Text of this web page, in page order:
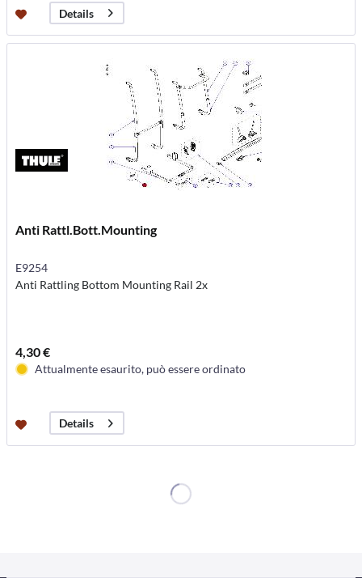
Details
Anti Rattl.Bott.Mounting
E9254
Anti Rattling Bottom Mounting Rail 2x
4,30 €
Attualmente esaurito, può essere ordinato
Details